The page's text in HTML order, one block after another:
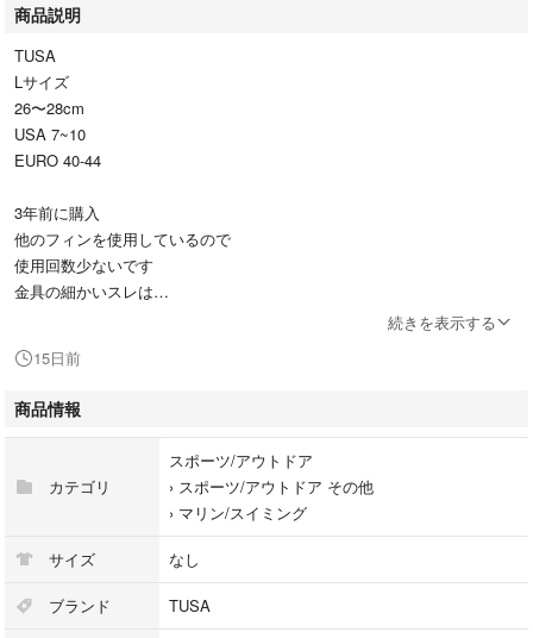
商品説明
TUSA
Lサイズ
26〜28cm
USA 7~10
EURO 40-44
3年前に購入
他のフィンを使用しているので
使用回数少ないです
金具の細かいスレは
#ダイビング
#マリンスポーツ
#美品
続きを表示する
15日前
商品情報
カテゴリ
スポーツ/アウトドア
› スポーツ/アウトドア その他
› マリン/スイミング
サイズ なし
ブランド TUSA